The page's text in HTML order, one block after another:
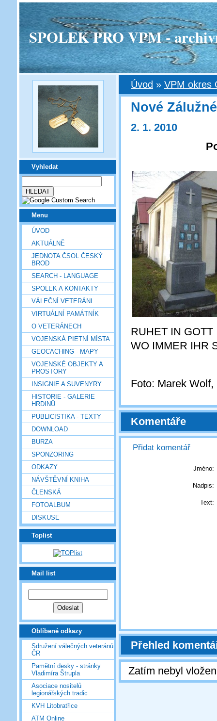
SPOLEK PRO VPM -
Vyhledat
Menu
ÚVOD
AKTUÁLNĚ
JEDNOTA ČSOL ČESKÝ
BROD
SEARCH - LANGUAGE
SPOLEK A KONTAKTY
VÁLEČNÍ VETERÁNI
VIRTUÁLNÍ PAMÁTNÍK
O VETERÁNECH
VOJENSKÁ PIETNÍ MÍSTA
GEOCACHING - MAPY
VOJENSKÉ OBJEKTY A
PROSTORY
INSIGNIE A SUVENYRY
HISTORIE - GALERIE
HRDINŮ
PUBLICISTIKA - TEXTY
DOWNLOAD
BURZA
SPONZORING
ODKAZY
NÁVŠTĚVNÍ KNIHA
ČLENSKÁ
FOTOALBUM
DISKUSE
Toplist
Mail list
Oblíbené odkazy
Sdružení válečných veteránů
ČR
Pamětní desky - stránky
Vladimíra Štrupla
Asociace nositelů
legionářských tradic
KVH Litobratřice
ATM Online
Úvod » VPM okres
Nové Zálužné
2. 1. 2010
RUHET IN GOTT
WO IMMER IHR
Foto: Marek Wolf,
Komentáře
Přidat komentář
Jméno:
Nadpis:
Text:
Přehled
Zatím nebyl